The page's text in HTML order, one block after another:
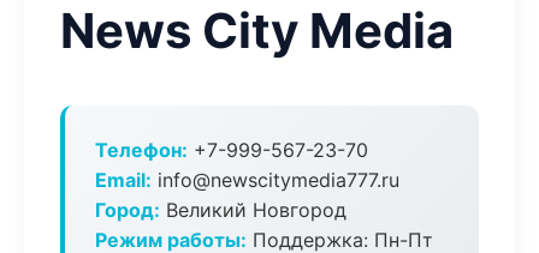
News City Media
Телефон: +7-999-567-23-70
Email: info@newscitymedia777.ru
Город: Великий Новгород
Режим работы: Поддержка: Пн-Пт